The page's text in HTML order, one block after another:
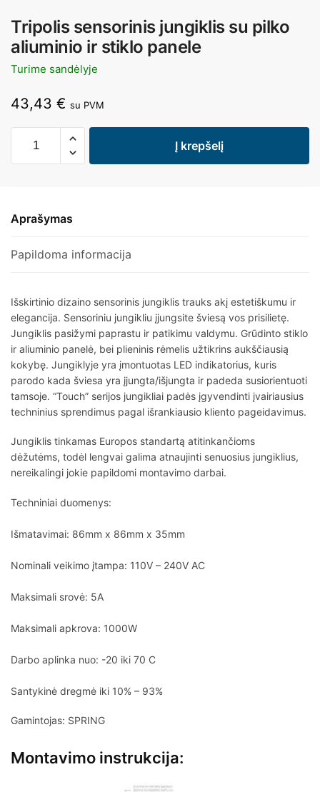
Tripolis sensorinis jungiklis su pilko
aliuminio ir stiklo panele
Turime sandėlyje
43,43 € su PVM
Į krepšelį
Aprašymas
Papildoma informacija
Išskirtinio dizaino sensorinis jungiklis trauks akį estetiškumu ir
elegancija. Sensoriniu jungikliu įjungsite šviesą vos prisilietę.
Jungiklis pasižymi paprastu ir patikimu valdymu. Grūdinto stiklo
ir aliuminio panelė, bei plieninis rėmelis užtikrins aukščiausią
kokybę. Jungiklyje yra įmontuotas LED indikatorius, kuris
parodo kada šviesa yra įjungta/išjungta ir padeda susiorientuoti
tamsoje. “Touch” serijos jungikliai padės įgyvendinti įvairiausius
techninius sprendimus pagal išrankiausio kliento pageidavimus.
Jungiklis tinkamas Europos standartą atitinkančioms
dėžutėms, todėl lengvai galima atnaujinti senuosius jungiklius,
nereikalingi jokie papildomi montavimo darbai.
Techniniai duomenys:
Išmatavimai: 86mm x 86mm x 35mm
Nominali veikimo įtampa: 110V – 240V AC
Maksimali srovė: 5A
Maksimali apkrova: 1000W
Darbo aplinka nuo: -20 iki 70 C
Santykinė dregmė iki 10% – 93%
Gamintojas: SPRING
Montavimo instrukcija: